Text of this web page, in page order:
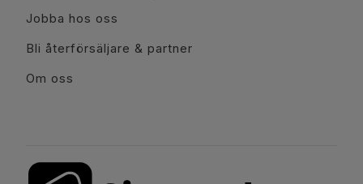
Jobba hos oss
Bli återförsäljare & partner
Om oss